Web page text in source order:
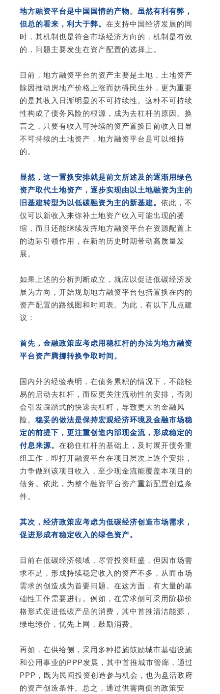
地方融资平台是中国国情的产物。虽然有利有弊，
但总的看来，利大于弊。在支持中国经济发展的同
时，其机制也是符合市场经济方向的，机制是有效
的，问题主要发生在资产配置的选择上。
目前，地方融资平台的资产主要是土地，土地资产
除因推动房地产价格上涨而妨碍民生外，更为重要
的是其收入日渐明显的不可持续性。这种不可持续
性构成了债务风险的根源，成为去杠杆的原因。换
言之，只要有收入可持续的资产置换目前收入日显
不可持续的土地资产，地方融资平台是可以维持
的。
显然，这一置换安排就是前文所述及的逐渐用绿色
资产取代土地资产，逐步实现由以土地融资为主的
旧基建转型为以低碳融资为主的新基建。依此，不
仅可以新收入来弥补土地资产收入可能出现的萎
缩，而且还能继续发挥地方融资平台在资源配置上
的边际引领作用，在新的历史时期带动高质量发
展。
如果上述的分析判断成立，就应以促进低碳经济发
展为方向，开始规划地方融资平台包括置换在内的
资产配置的路线图和时间表。为此，有以下几点建
议：
首先，金融政策应考虑用稳杠杆的办法为地方融资
平台资产腾挪转换争取时间。
国内外的经验表明，在债务累积的情况下，不能轻
易的启动去杠杆，而应更关注流动性的安排，否则
会引发踩踏式的快速去杠杆，导致更大的金融风
险。稳妥的做法是保持宏观经济环境及金融市场稳
定的前提下，更注重创造内部现金流，形成稳定的
付息来源。在稳住杠杆的基础上，及时展开债务重
组工作，即打开融资平台在项目层次上逐个安排，
力争做到该项目收入，至少现金流能覆盖本项目的
债务。依此，为整个融资平台资产重新配置创造条
件。
其次，经济政策应考虑为低碳经济创造市场需求，
促进形成有稳定收入的绿色资产。
目前在低碳经济领域，尽管投资旺盛，但因市场需
求不足，形成持续稳定收入的资产不多，从而市场
需求的创造成为首要问题。在这方面，有大量的基
础性工作需要进行。例如，在需求侧可采用阶梯价
格形式促进低碳产品的消费，其中首推清洁能源，
绿电绿价，优先上网，鼓励消费。
再如，在供给侧，采用多种措施鼓励城市基础设施
和公用事业的PPP发展，其中首推城市管廊，通过
PPP，既为民间投资创造参与机会，也为盘活政府
的资产创造条件。总之，通过供需两侧的政策安